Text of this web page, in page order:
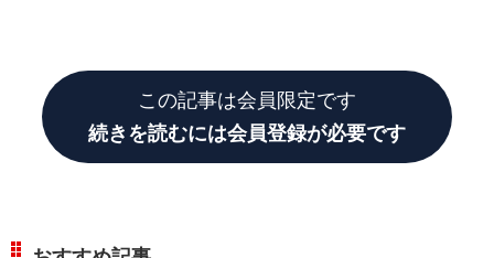
この記事は会員限定です
続きを読むには会員登録が必要です